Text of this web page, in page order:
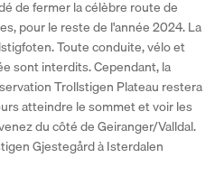
de fermer la célèbre route de
pour le reste de l'année 2024. La
Toute conduite, vélo et
sont interdits. Cependant, la
Trollstigen Plateau restera
atteindre le sommet et voir les
du côté de Geiranger/Valldal.
Gjestegård à Isterdalen